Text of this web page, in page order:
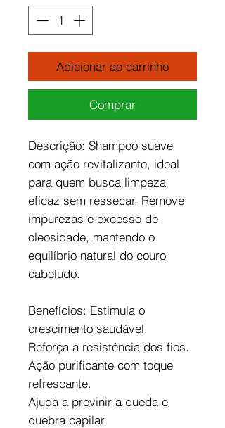
Adicionar ao carrinho
Comprar
Descrição: Shampoo suave
com ação revitalizante, ideal
para quem busca limpeza
eficaz sem ressecar. Remove
impurezas e excesso de
oleosidade, mantendo o
equilíbrio natural do couro
cabeludo.
Benefícios: Estimula o
crescimento saudável.
Reforça a resistência dos fios.
Ação purificante com toque
refrescante.
Ajuda a previnir a queda e
quebra capilar.